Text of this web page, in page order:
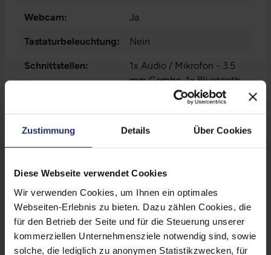
Zustimmung Details Über Cookies
Diese Webseite verwendet Cookies
Wir verwenden Cookies, um Ihnen ein optimales
Webseiten-Erlebnis zu bieten. Dazu zählen Cookies, die
für den Betrieb der Seite und für die Steuerung unserer
kommerziellen Unternehmensziele notwendig sind, sowie
solche, die lediglich zu anonymen Statistikzwecken, für
Webcam: Ja
Tastaturbeleuchtung: Nein
Schnittstellen:
1x Audio / Mikrofon - 3.5
mm Combo, 1x Bluetooth,
, 1x LAN RJ-45
Mehr anzeigen
Displayauflösung: 1920 x 1080 FHD
Tastaturlayout:
Deutsch (QWERTZ) mit
Ziffernblock
Onboard-Grafik: Intel® UHD Graphics 620